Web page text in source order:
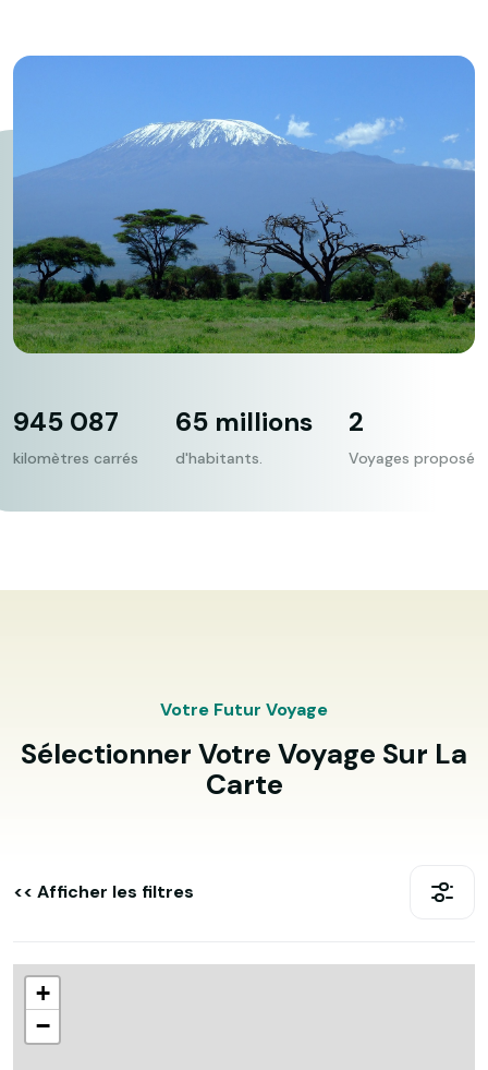
945 087
kilomètres carrés
65 millions
d'habitants.
2
Voyages proposé
Votre Futur Voyage
Sélectionner Votre Voyage Sur La
Carte
<< Afficher les filtres
+
−